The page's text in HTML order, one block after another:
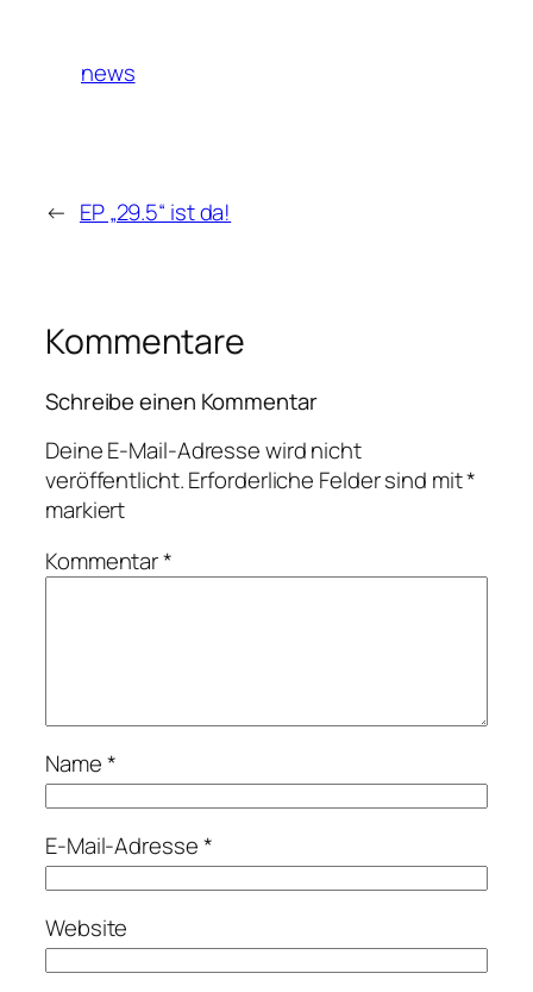
news
← EP „29.5“ ist da!
Kommentare
Schreibe einen Kommentar
Deine E-Mail-Adresse wird nicht
veröffentlicht.Erforderliche Felder sind mit*
markiert
Kommentar*
Name*
E-Mail-Adresse*
Website